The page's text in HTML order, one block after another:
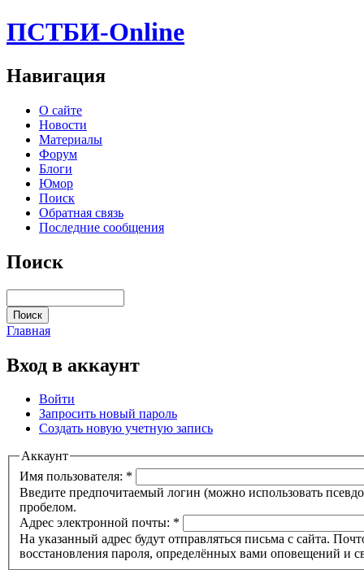
ПСТБИ-Online
Навигация
О сайте
Новости
Материалы
Форум
Блоги
Юмор
Поиск
Обратная связь
Последние сообщения
Поиск
Главная
Вход в аккаунт
Войти
Запросить новый пароль
Создать новую учетную запись
Аккаунт
Имя пользователя: *
Введите предпочитаемый логин (можно использовать
пробелом.
Адрес электронной почты: *
На указанный адрес будут отправляться письма с сайта.
восстановления пароля, определённых вами оповещений и